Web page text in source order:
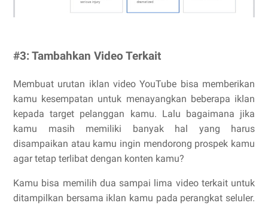
#3: Tambahkan Video Terkait
Membuat urutan iklan video YouTube bisa memberikan
kamu kesempatan untuk menayangkan beberapa iklan
kepada target pelanggan kamu. Lalu bagaimana jika
kamu masih memiliki banyak hal yang harus
disampaikan atau kamu ingin mendorong prospek kamu
agar tetap terlibat dengan konten kamu?
Kamu bisa memilih dua sampai lima video terkait untuk
ditampilkan bersama iklan kamu pada perangkat seluler.